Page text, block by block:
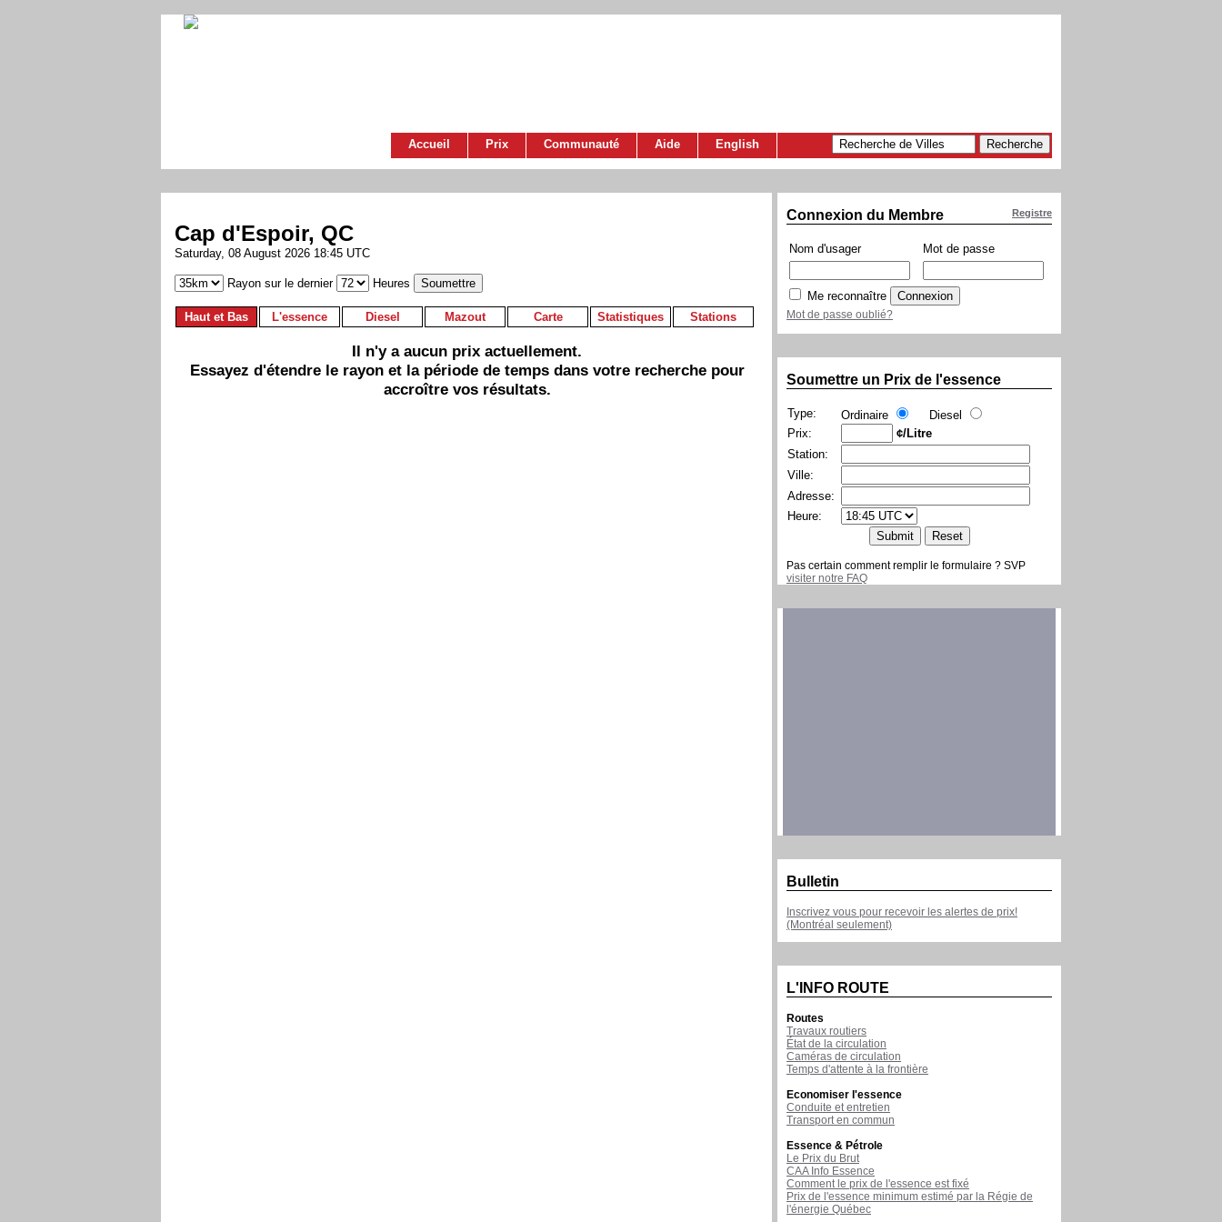
Accueil Prix Communauté Aide English
Cap d'Espoir, QC
Saturday, 08 August 2026 18:45 UTC
Rayon sur le dernier Heures
Haut et Bas L'essence Diesel Mazout Carte Statistiques Stations
Il n'y a aucun prix actuellement.
Essayez d'étendre le rayon et la période de temps dans votre recherche pour
accroître vos résultats.
Registre
Connexion du Membre
Nom d'usager Mot de passe
Me reconnaître
Mot de passe oublié?
Soumettre un Prix de l'essence
Type: Ordinaire
Diesel
Prix:
¢/Litre
Station:
Ville:
Adresse:
Heure:
Pas certain comment remplir le formulaire ? SVP
visiter notre FAQ
Bulletin
Inscrivez vous pour recevoir les alertes de prix!
(Montréal seulement)
L'INFO ROUTE
Routes
Travaux routiers
État de la circulation
Caméras de circulation
Temps d'attente à la frontière
Economiser l'essence
Conduite et entretien
Transport en commun
Essence & Pétrole
Le Prix du Brut
CAA Info Essence
Comment le prix de l'essence est fixé
Prix de l'essence minimum estimé par la Régie de
l'énergie Québec